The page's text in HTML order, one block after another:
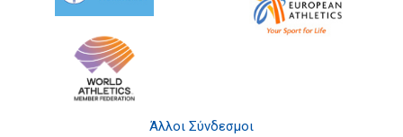
Άλλοι Σύνδεσμοι